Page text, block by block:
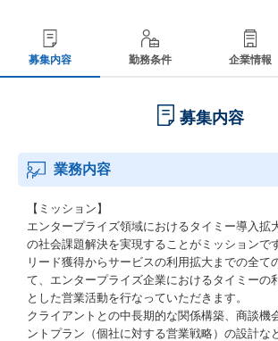
募集内容 勤務条件 企業情報
募集内容
業務内容
【ミッション】
エンタープライズ領域におけるタイミー導入拡
の社会課題解決を実現することがミッションで
リード獲得からサービスの利用拡大までの全て
て、エンタープライズ企業におけるタイミーの
とした営業活動を行なっていただきます。
クライアントとの中長期的な関係構築、商談機
ントプラン（個社に対する営業戦略）の設計な